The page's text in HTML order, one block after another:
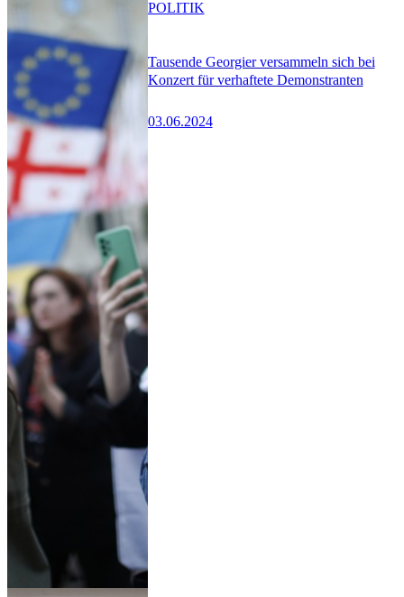
Tausende Georgier versammeln sich bei
Konzert für verhaftete Demonstranten
03.06.2024
POLITIK